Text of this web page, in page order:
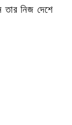
তার নিজ দেশে